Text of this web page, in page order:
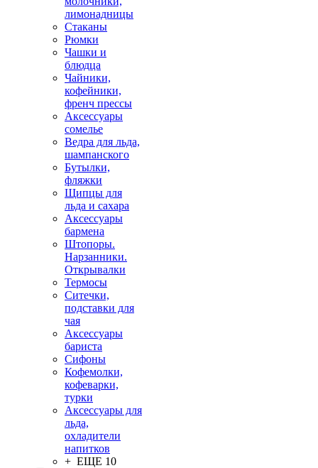
лимонадницы
Стаканы
Рюмки
Чашки и
блюдца
Чайники,
кофейники,
френч прессы
Аксессуары
сомелье
Ведра для льда,
шампанского
Бутылки,
фляжки
Щипцы для
льда и сахара
Аксессуары
бармена
Штопоры.
Нарзанники.
Открывалки
Термосы
Ситечки,
подставки для
чая
Аксессуары
бариста
Сифоны
Кофемолки,
кофеварки,
турки
Аксессуары для
льда,
охладители
напитков
+ ЕЩЕ 10